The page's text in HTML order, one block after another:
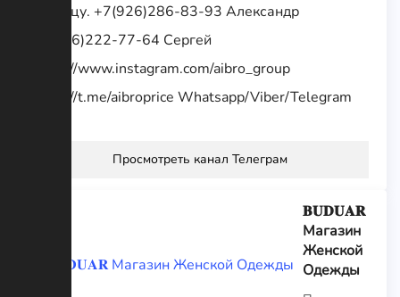
розницу. +7(926)286-83-93 Александр
+7(926)222-77-64 Сергей
https://www.instagram.com/aibro_group
https://t.me/aibroprice Whatsapp/Viber/Telegram
Просмотреть канал Телеграм
𝐁𝐔𝐃𝐔𝐀𝐑
Магазин
Женской
Одежды